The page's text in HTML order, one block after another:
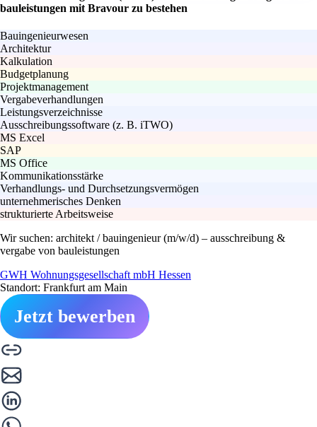
bauleistungen mit Bravour zu bestehen
Bauingenieurwesen
Architektur
Kalkulation
Budgetplanung
Projektmanagement
Vergabeverhandlungen
Leistungsverzeichnisse
Ausschreibungssoftware (z. B. iTWO)
MS Excel
SAP
MS Office
Kommunikationsstärke
Verhandlungs- und Durchsetzungsvermögen
unternehmerisches Denken
strukturierte Arbeitsweise
Wir suchen: architekt / bauingenieur (m/w/d) – ausschreibung &
vergabe von bauleistungen
GWH Wohnungsgesellschaft mbH Hessen
Standort: Frankfurt am Main
Jetzt bewerben